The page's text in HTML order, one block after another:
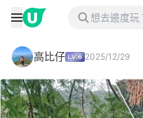
高比仔 2025/12/29